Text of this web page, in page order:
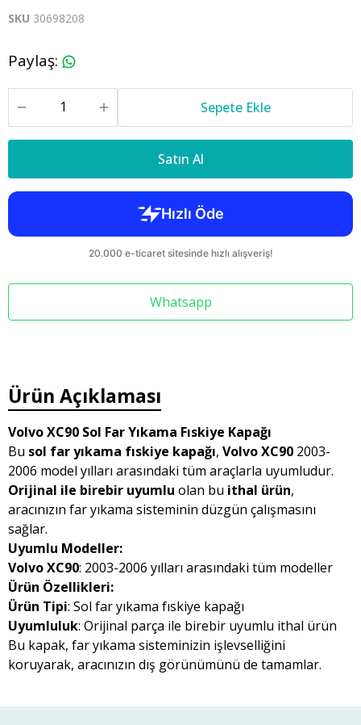
SKU 30698208
Paylaş:
Sepete Ekle
Satın Al
Whatsapp
Ürün Açıklaması
Volvo XC90 Sol Far Yıkama Fıskiye Kapağı
Bu sol far yıkama fıskiye kapağı, Volvo XC90 2003-
2006 model yılları arasındaki tüm araçlarla uyumludur.
Orijinal ile birebir uyumlu olan bu ithal ürün,
aracınızın far yıkama sisteminin düzgün çalışmasını
sağlar.
Uyumlu Modeller:
Volvo XC90: 2003-2006 yılları arasındaki tüm modeller
Ürün Özellikleri:
Ürün Tipi: Sol far yıkama fıskiye kapağı
Uyumluluk: Orijinal parça ile birebir uyumlu ithal ürün
Bu kapak, far yıkama sisteminizin işlevselliğini
koruyarak, aracınızın dış görünümünü de tamamlar.